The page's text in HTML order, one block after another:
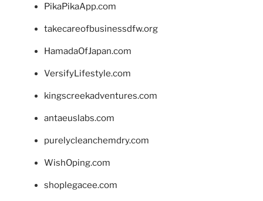
PikaPikaApp.com
takecareofbusinessdfw.org
HamadaOfJapan.com
VersifyLifestyle.com
kingscreekadventures.com
antaeuslabs.com
purelycleanchemdry.com
WishOping.com
shoplegacee.com